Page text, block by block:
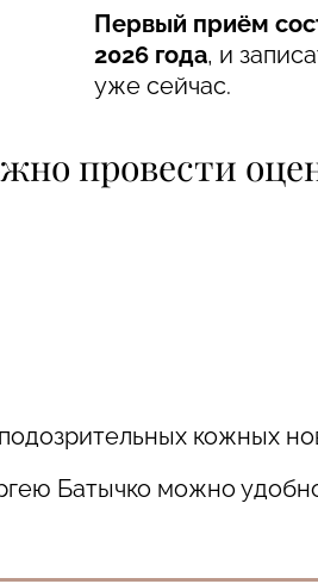
Первый приём
2026 года, и
уже сейчас.
провести
кожных
Батычко можно